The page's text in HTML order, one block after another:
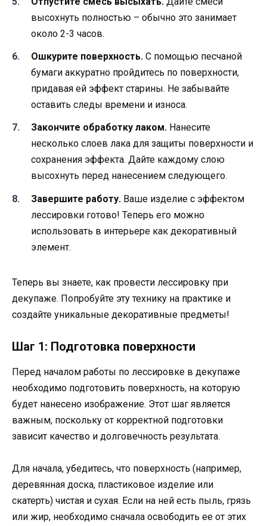
высохнуть полностью – обычно это занимает
около 2-3 часов.
Ошкурите поверхность. С помощью песчаной
бумаги аккуратно пройдитесь по поверхности,
придавая ей эффект старины. Не забывайте
оставить следы времени и износа.
Закончите обработку лаком. Нанесите
несколько слоев лака для защиты поверхности и
сохранения эффекта. Дайте каждому слою
высохнуть перед нанесением следующего.
Завершите работу. Ваше изделие с эффектом
лессировки готово! Теперь его можно
использовать в интерьере как декоративный
элемент.
Теперь вы знаете, как провести лессировку при
декупаже. Попробуйте эту технику на практике и
создайте уникальные декоративные предметы!
Шаг 1: Подготовка поверхности
Перед началом работы по лессировке в декупаже
необходимо подготовить поверхность, на которую
будет нанесено изображение. Этот шаг является
важным, поскольку от корректной подготовки
зависит качество и долговечность результата.
Для начала, убедитесь, что поверхность (например,
деревянная доска, пластиковое изделие или
скатерть) чистая и сухая. Если на ней есть пыль, грязь
или жир, необходимо сначала освободить ее от этих